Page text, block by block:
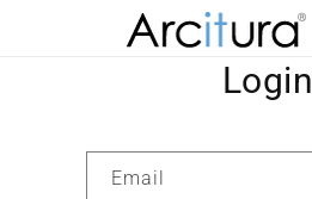
Login
Email